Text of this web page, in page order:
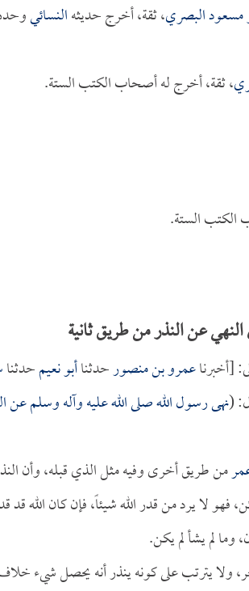
مسعود البصري، ثقة، أخرج حديثهالنسائي
، ثقة، أخرج له أصحاب الكتب الستة.
الستة.
عن النذر من طريق ثانية
[أخبرناعمرو بن منصورحدثناأبو نعيمحدثنا
(نهى رسول الله صلى الله عليه وآله وسلم عن
من طريق أخرى وفيه مثل الذي قبله، وأن
فهو لا يرد من قدر الله شيئاً، فإن كان الله
وما لم يشأ لم يكن.
ولا يترتب على كونه ينذر أنه يحصل شيء خلاف